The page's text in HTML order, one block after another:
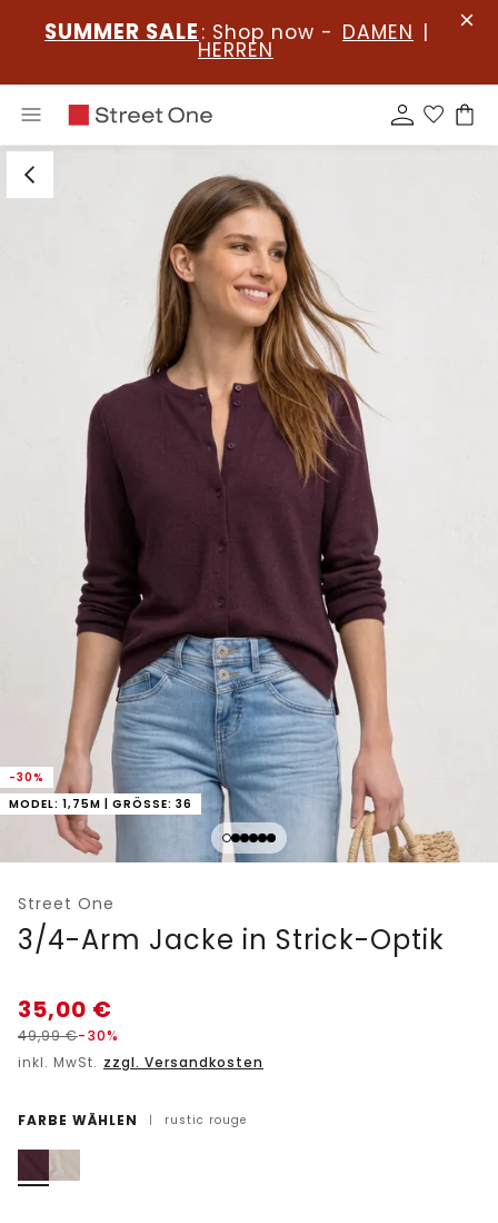
SUMMER SALE : Shop now - DAMEN |
HERREN
-30%
MODEL: 1,75M | GRÖSSE: 36
Street One
3/4-Arm Jacke in Strick-Optik
35,00 €
49,99€-30%
inkl. MwSt. zzgl. Versandkosten
FARBE WÄHLEN | rustic rouge